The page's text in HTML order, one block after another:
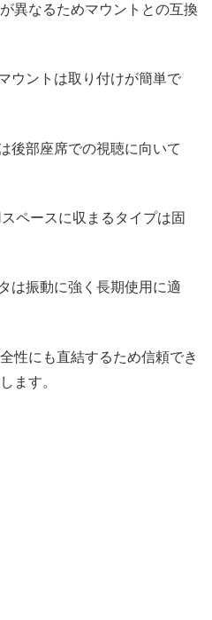
異なるためマウントとの互換
ウントは取り付けが簡単で
後部座席での視聴に向いて
ペースに収まるタイプは固
は振動に強く長期使用に適
性にも直結するため信頼でき
ます。